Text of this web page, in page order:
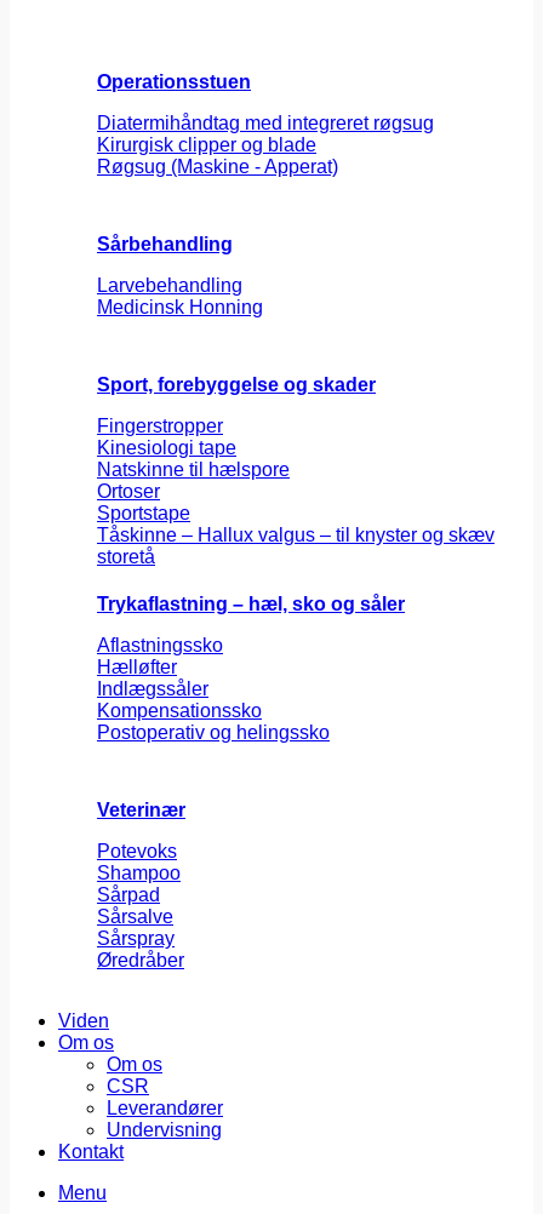
Operationsstuen
Diatermihåndtag med integreret røgsug
Kirurgisk clipper og blade
Røgsug (Maskine - Apperat)
Sårbehandling
Larvebehandling
Medicinsk Honning
Sport, forebyggelse og skader
Fingerstropper
Kinesiologi tape
Natskinne til hælspore
Ortoser
Sportstape
Tåskinne – Hallux valgus – til knyster og skæv
storetå
Trykaflastning – hæl, sko og såler
Aflastningssko
Hælløfter
Indlægssåler
Kompensationssko
Postoperativ og helingssko
Veterinær
Potevoks
Shampoo
Sårpad
Sårsalve
Sårspray
Øredråber
Viden
Om os
Om os
CSR
Leverandører
Undervisning
Kontakt
Menu